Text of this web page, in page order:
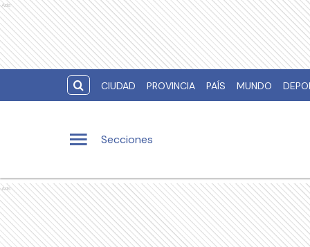
Ads
CIUDAD PROVINCIA PAÍS MUNDO
Secciones
Ads